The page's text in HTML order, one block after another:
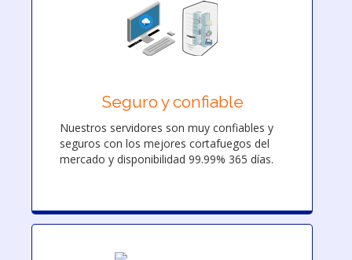
Seguro y confiable
Nuestros servidores son muy confiables y
seguros con los mejores cortafuegos del
mercado y disponibilidad 99.99% 365 días.